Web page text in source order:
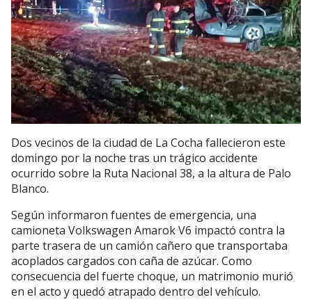
Dos vecinos de la ciudad de La Cocha fallecieron este
domingo por la noche tras un trágico accidente
ocurrido sobre la Ruta Nacional 38, a la altura de Palo
Blanco.
Según informaron fuentes de emergencia, una
camioneta Volkswagen Amarok V6 impactó contra la
parte trasera de un camión cañero que transportaba
acoplados cargados con caña de azúcar. Como
consecuencia del fuerte choque, un matrimonio murió
en el acto y quedó atrapado dentro del vehículo.